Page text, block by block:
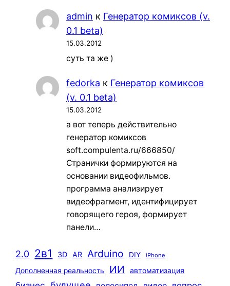
admin к Генератор комиксов (v.
0.1 beta)
15.03.2012
суть та же )
fedorka к Генератор комиксов
(v. 0.1 beta)
15.03.2012
а вот теперь действительно
генератор комиксов
soft.compulenta.ru/666850/
Странички формируются на
основании видеофильмов.
программа анализирует
видеофрагмент, идентифицирует
говорящего героя, формирует
панели…
2.0 2в1 3D AR Arduino DIY iPhone
Дополненная реальность ИИ автоматизация